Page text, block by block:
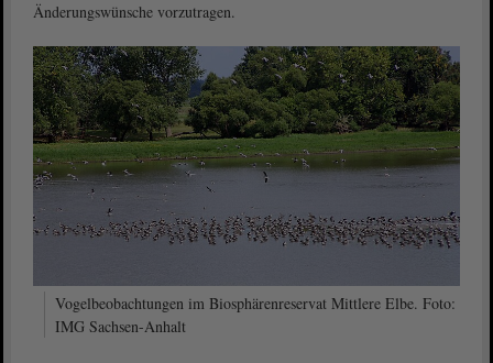
Änderungswünsche vorzutragen.
Vogelbeobachtungen im Biosphärenreservat Mittlere Elbe. Foto:
IMG Sachsen-Anhalt